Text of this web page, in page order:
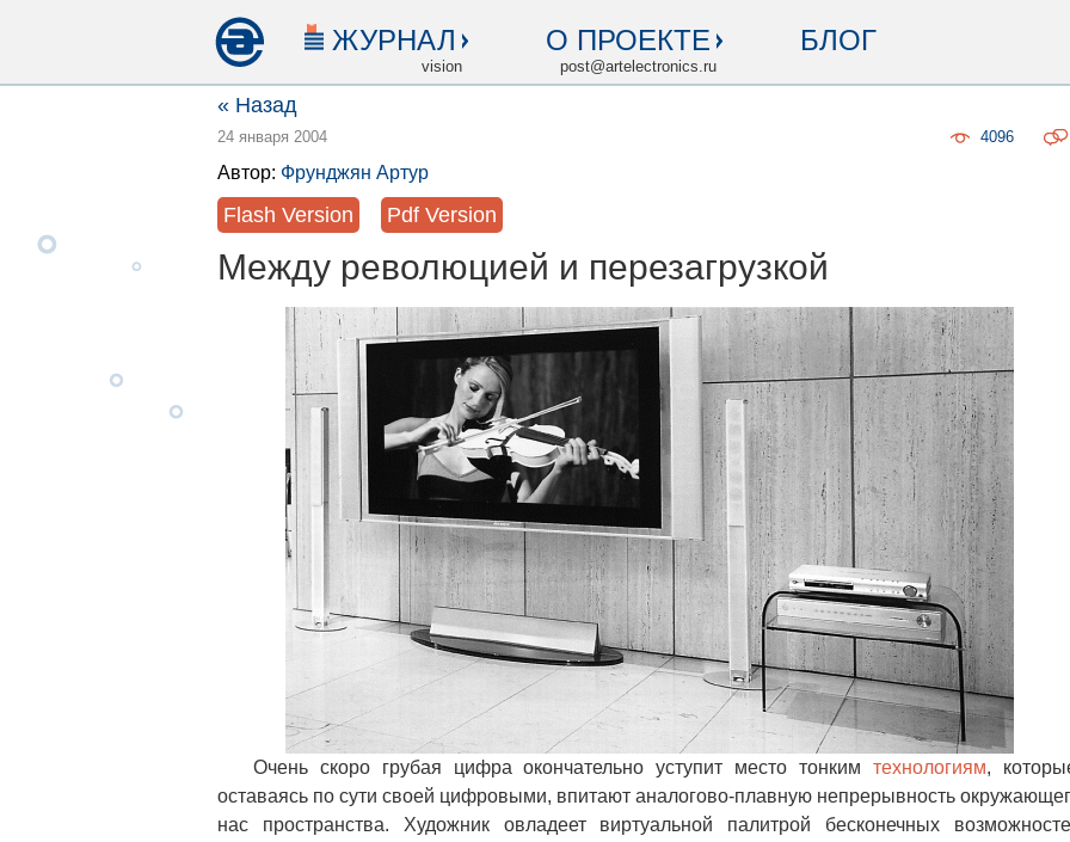
ЖУРНАЛ
vision
О ПРОЕКТЕ
post@artelectronics.ru
БЛОГ
« Назад
24 января 2004 4096
Автор: Фрунджян Артур
Flash Version Pdf Version
Между революцией и перезагрузкой
Очень скоро грубая цифра окончательно уступит место тонкимтехнологиям,
оставаясь по сути своей цифровыми, впитают аналогово-плавную непрерывность
нас пространства. Художник овладеет виртуальной палитрой бесконечных